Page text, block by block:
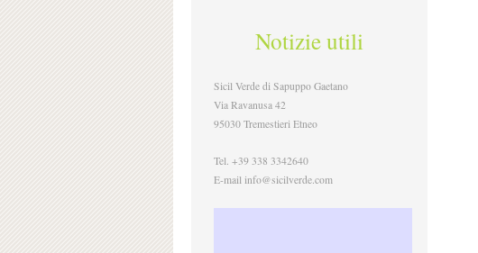
Notizie utili
Sicil Verde di Sapuppo Gaetano
Via Ravanusa 42
95030 Tremestieri Etneo
Tel. +39 338 3342640
E-mail info@sicilverde.com